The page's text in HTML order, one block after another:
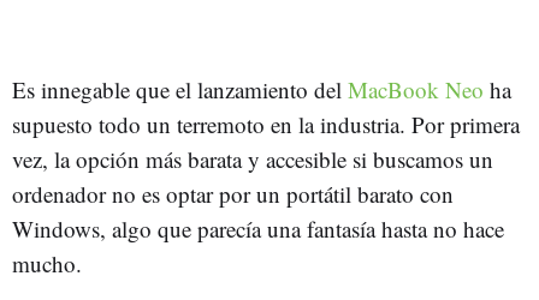
Es innegable que el lanzamiento del MacBook Neo ha
supuesto todo un terremoto en la industria. Por primera
vez, la opción más barata y accesible si buscamos un
ordenador no es optar por un portátil barato con
Windows, algo que parecía una fantasía hasta no hace
mucho.